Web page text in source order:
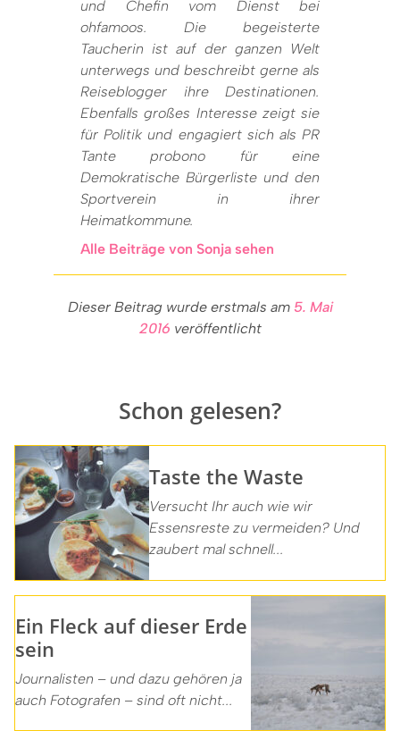
und Chefin vom Dienst bei
ohfamoos. Die begeisterte
Taucherin ist auf der ganzen Welt
unterwegs und beschreibt gerne als
Reiseblogger ihre Destinationen.
Ebenfalls großes Interesse zeigt sie
für Politik und engagiert sich als PR
Tante probono für eine
Demokratische Bürgerliste und den
Sportverein in ihrer
Heimatkommune.
Alle Beiträge von Sonja sehen
Dieser Beitrag wurde erstmals am 5. Mai
2016 veröffentlicht
Schon gelesen?
Taste the Waste
Versucht Ihr auch wie wir
Essensreste zu vermeiden? Und
zaubert mal schnell...
Ein Fleck auf dieser Erde
sein
Journalisten – und dazu gehören ja
auch Fotografen – sind oft nicht...